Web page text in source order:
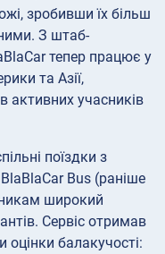
зробивши їх більш
З штаб-
тепер працює у
та Азії,
активних учасників
поїздки з
Bus (раніше
широкий
Сервіс отримав
оцінки балакучості: